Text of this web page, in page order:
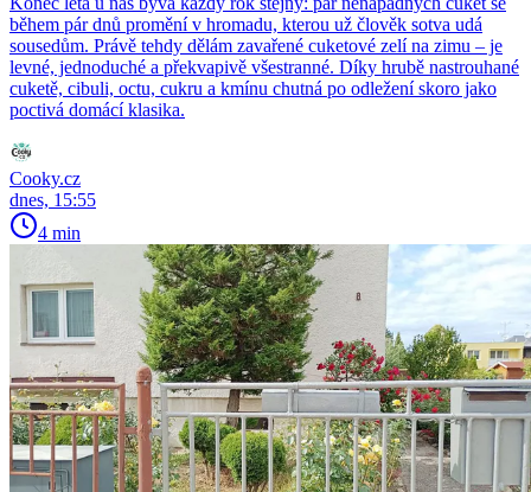
během pár dnů promění v hromadu, kterou už člověk sotva udá
sousedům. Právě tehdy dělám zavařené cuketové zelí na zimu – je
levné, jednoduché a překvapivě všestranné. Díky hrubě nastrouhané
cuketě, cibuli, octu, cukru a kmínu chutná po odležení skoro jako
poctivá domácí klasika.
Cooky.cz
dnes, 15:55
4 min